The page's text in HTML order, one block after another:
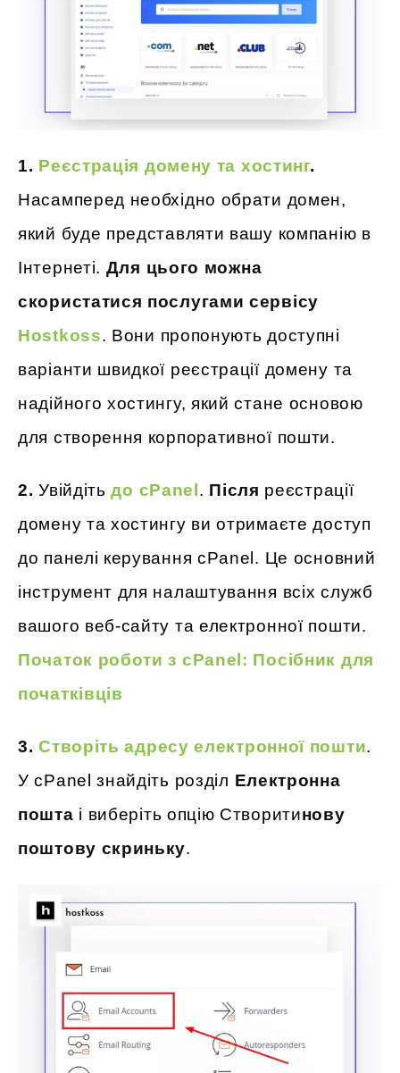
1. Реєстрація домену та хостинг.
Насамперед необхідно обрати домен,
який буде представляти вашу компанію в
Інтернеті. Для цього можна
скористатися послугами сервісу
Hostkoss. Вони пропонують доступні
варіанти швидкої реєстрації домену та
надійного хостингу, який стане основою
для створення корпоративної пошти.
2. Увійдітьдо cPanel . Після реєстрації
домену та хостингу ви отримаєте доступ
до панелі керування cPanel. Це основний
інструмент для налаштування всіх служб
вашого веб-сайту та електронної пошти.
Початок роботи з cPanel: Посібник для
початківців
3.Створіть адресу електронної пошти.
У cPanel знайдіть розділ Електронна
пошта і виберіть опцію Створитинову
поштову скриньку.